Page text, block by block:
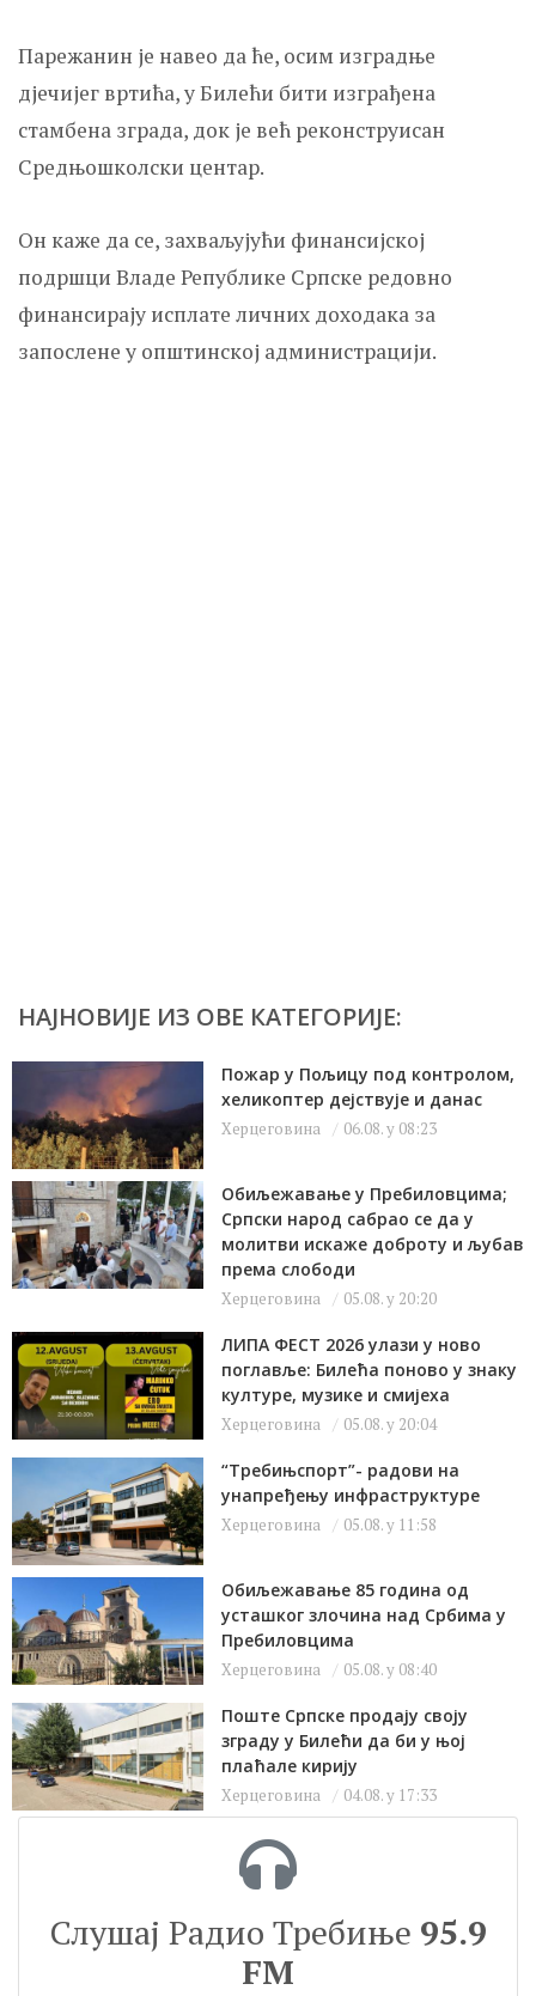
Парежанин је навео да ће, осим изградње
дјечијег вртића, у Билећи бити изграђена
стамбена зграда, док је већ реконструисан
Средњошколски центар.
Он каже да се, захваљујући финансијској
подршци Владе Републике Српске редовно
финансирају исплате личних доходака за
запослене у општинској администрацији.
НАЈНОВИЈЕ ИЗ ОВЕ КАТЕГОРИЈЕ:
Пожар у Пољицу под контролом,
хеликоптер дејствује и данас
Херцеговина 06.08. у 08:23
Обиљежавање у Пребиловцима;
Српски народ сабрао се да у
молитви искаже доброту и љубав
према слободи
Херцеговина 05.08. у 20:20
ЛИПА ФЕСТ 2026 улази у ново
поглавље: Билећа поново у знаку
културе, музике и смијеха
Херцеговина 05.08. у 20:04
“Требињспорт”- радови на
унапређењу инфраструктуре
Херцеговина 05.08. у 11:58
Обиљежавање 85 година од
усташког злочина над Србима у
Пребиловцима
Херцеговина 05.08. у 08:40
Поште Српске продају своју
зграду у Билећи да би у њој
плаћале кирију
Херцеговина 04.08. у 17:33
Слушај Радио Требиње 95.9
FM